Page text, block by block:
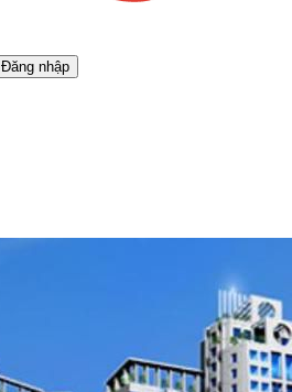
Đăng nhập